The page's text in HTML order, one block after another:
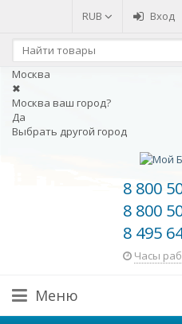
RUB Вход
Москва
✖
Москва ваш город?
Да
Выбрать другой город
8 800
8 800
8 495
Часы
Меню